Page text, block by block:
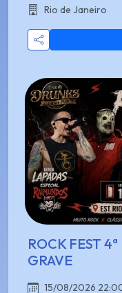
Rio de Janeiro
ROCK FEST
GRAVE
15/08/2026